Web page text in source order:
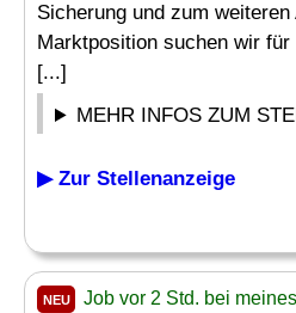
Sicherung und zum
Marktposition suchen wir für
[...]
MEHR INFOS ZUM
▶ Zur Stellenanzeige
NEU Job vor 2 Std. bei